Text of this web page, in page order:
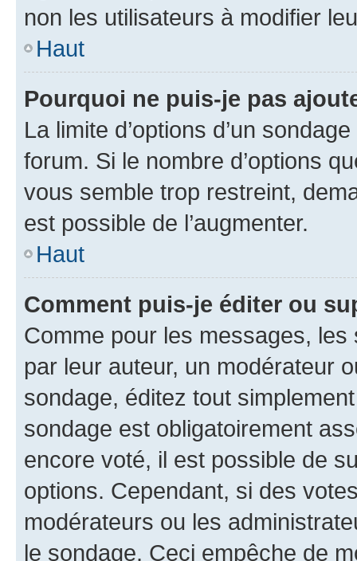
non les utilisateurs à modifier
Haut
Pourquoi ne puis-je pas
La limite d’options d’un
forum. Si le nombre d’options
vous semble trop restreint,
est possible de l’augmenter.
Haut
Comment puis-je éditer ou
Comme pour les messages,
par leur auteur, un modérateur
sondage, éditez tout
sondage est obligatoirement
encore voté, il est possible de
options. Cependant, si des
modérateurs ou les
le sondage. Ceci empêche de